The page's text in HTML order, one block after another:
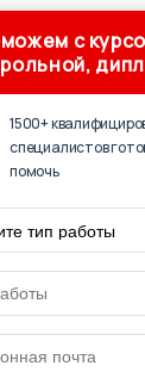
трети
ископаемый гриб
гриб
о приметах,
круглый год
и
с
1500+
специалистов
помочь